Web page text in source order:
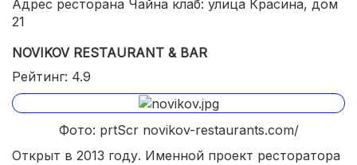
Адрес ресторана Чайна клаб: улица Красина, дом
21
NOVIKOV RESTAURANT & BAR
Рейтинг: 4.9
Фото: prtScr novikov-restaurants.com/
Открыт в 2013 году. Именной проект ресторатора